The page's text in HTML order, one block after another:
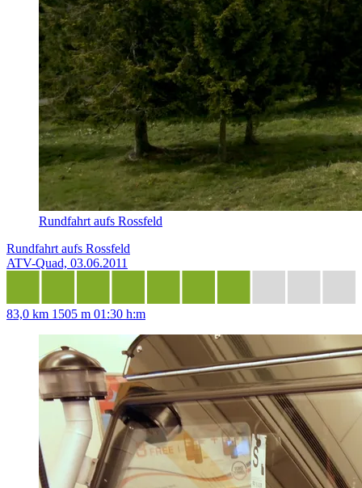
Rundfahrt aufs Rossfeld
Rundfahrt aufs Rossfeld
ATV-Quad, 03.06.2011
83,0 km 1505 m 01:30 h:m